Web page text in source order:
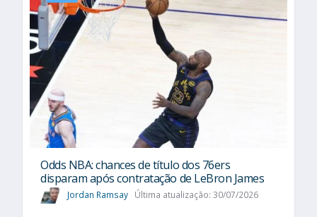
Odds NBA: chances de título dos 76ers
disparam após contratação de LeBron James
Jordan Ramsay Última atualização: 30/07/2026